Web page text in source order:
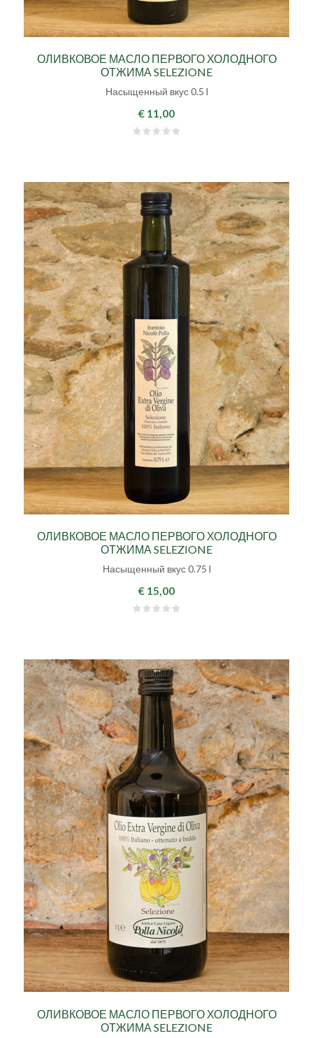
ОЛИВКОВОЕ МАСЛО ПЕРВОГО ХОЛОДНОГО
ОТЖИМА SELEZIONE
Насыщенный вкус 0.5 l
€ 11,00
ОЛИВКОВОЕ МАСЛО ПЕРВОГО ХОЛОДНОГО
ОТЖИМА SELEZIONE
Насыщенный вкус 0.75 l
€ 15,00
ОЛИВКОВОЕ МАСЛО ПЕРВОГО ХОЛОДНОГО
ОТЖИМА SELEZIONE